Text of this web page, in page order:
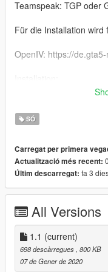
Teamspeak: TGP oder
Für die Installation
OpenIV: https://
ENG:
I sat down and created
6, a German Police
know and wirte down a
Requirement:
OpenIV: https://
Installation:
SÓ
Carregat per primera
Actualització més recent:
Últim descarregat: fa 3
All Versions
1.1 (current)
698 descàrregues , 800 KB
07 de Gener de 2020